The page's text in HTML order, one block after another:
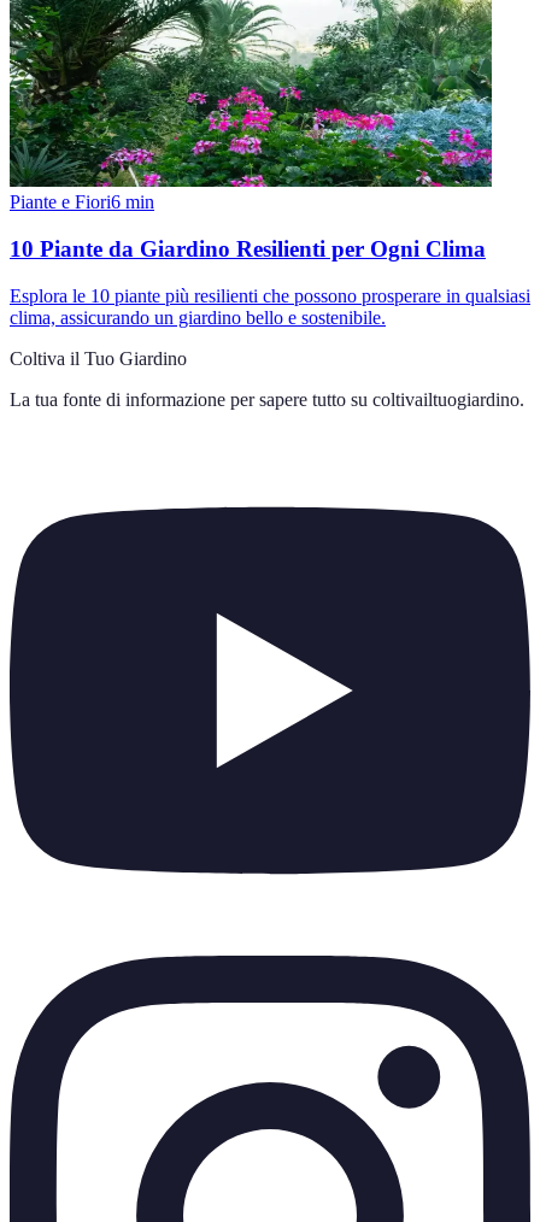
Piante e Fiori6 min
10 Piante da Giardino Resilienti per Ogni Clima
Esplora le 10 piante più resilienti che possono prosperare in qualsiasi
clima, assicurando un giardino bello e sostenibile.
Coltiva il Tuo Giardino
La tua fonte di informazione per sapere tutto su coltivailtuogiardino.